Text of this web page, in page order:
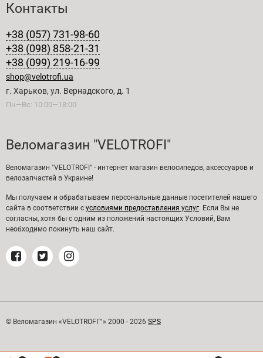
Контакты
+38 (057) 731-98-60
+38 (098) 858-21-31
+38 (099) 219-16-99
shop@velotrofi.ua
г. Харьков, ул. Вернадского, д. 1
Пн—Вс: 10:00—18:00
Веломагазин "VELOTROFI"
Веломагазин "VELOTROFI" - интернет магазин велосипедов, аксессуаров и
велозапчастей в Украине!
Мы получаем и обрабатываем персональные данные посетителей нашего
сайта в соответствии с условиями предоставления услуг. Если Вы не
согласны, хотя бы с одним из положений настоящих Условий, Вам
необходимо покинуть наш сайт.
© Веломагазин «VELOTROFI™» 2000 - 2026 SPS